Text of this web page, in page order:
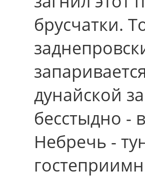
брусчатки.
дунайской
бесстыдно -
Небречь -